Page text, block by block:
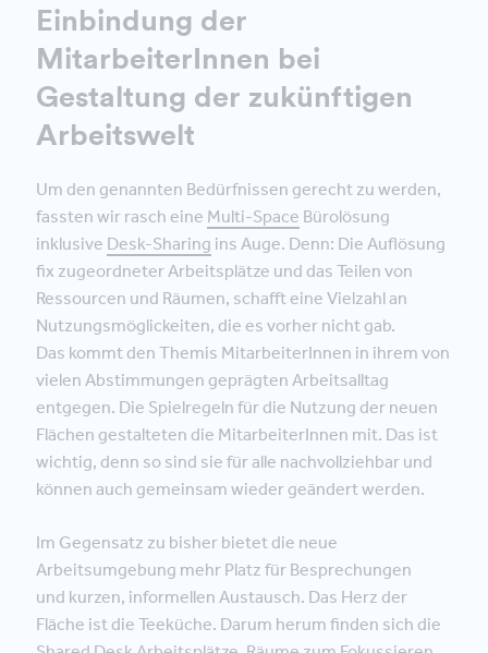
Einbindung der
MitarbeiterInnen bei
Gestaltung der zukünftigen
Arbeitswelt
Um den genannten Bedürfnissen gerecht zu werden,
fassten wir rasch eine Multi-Space Bürolösung
inklusive Desk-Sharing ins Auge. Denn: Die Auflösung
fix zugeordneter Arbeitsplätze und das Teilen von
Ressourcen und Räumen, schafft eine Vielzahl an
Nutzungsmöglickeiten, die es vorher nicht gab.
Das kommt den Themis MitarbeiterInnen in ihrem von
vielen Abstimmungen geprägten Arbeitsalltag
entgegen. Die Spielregeln für die Nutzung der neuen
Flächen gestalteten die MitarbeiterInnen mit. Das ist
wichtig, denn so sind sie für alle nachvollziehbar und
können auch gemeinsam wieder geändert werden.
Im Gegensatz zu bisher bietet die neue
Arbeitsumgebung mehr Platz für Besprechungen
und kurzen, informellen Austausch. Das Herz der
Fläche ist die Teeküche. Darum herum finden sich die